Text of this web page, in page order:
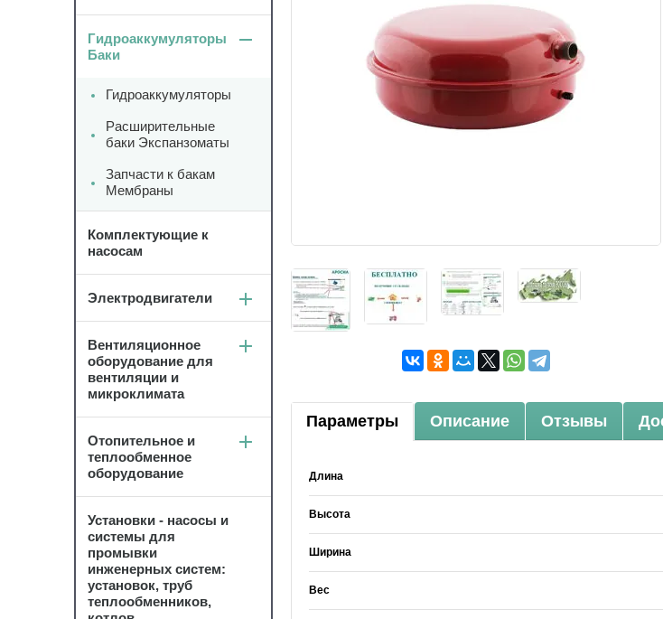
Параметры Описание Отзывы
Длина
Высота
Ширина
Вес
Гидроаккумуляторы
Баки
Гидроаккумуляторы
Расширительные
баки Экспанзоматы
Запчасти к бакам
Мембраны
Комплектующие к
насосам
Электродвигатели
Вентиляционное
оборудование для
вентиляции и
микроклимата
Отопительное и
теплообменное
оборудование
Установки - насосы и
системы для
промывки
инженерных систем:
установок, труб
теплообменников,